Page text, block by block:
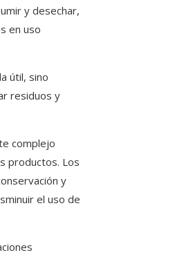
y desechar,
en uso
útil, sino
residuos y
complejo
productos. Los
y
el uso de